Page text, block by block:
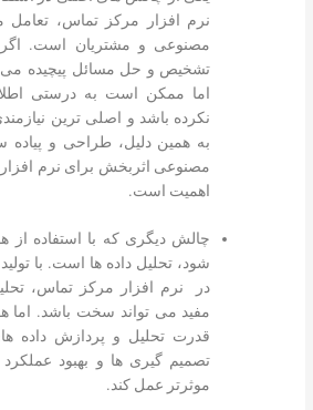
نرم افزار مرکز تماس،
مصنوعی و مشتریان است.
تشخیص و حل مسائل پیچیده می
اما ممکن است به درستی
نکرده باشد و اصلی ترین
به همین دلیل، طراحی و
مصنوعی اثربخش برای نرم
اهمیت است.
چالش دیگری که با استفاده
شود، تحلیل داده ها است. با
در نرم افزار مرکز تماس،
مفید می تواند سخت باشد.
قدرت تحلیل و پردازش داده
تصمیم گیری ها و بهبود
موثرتر عمل کند.